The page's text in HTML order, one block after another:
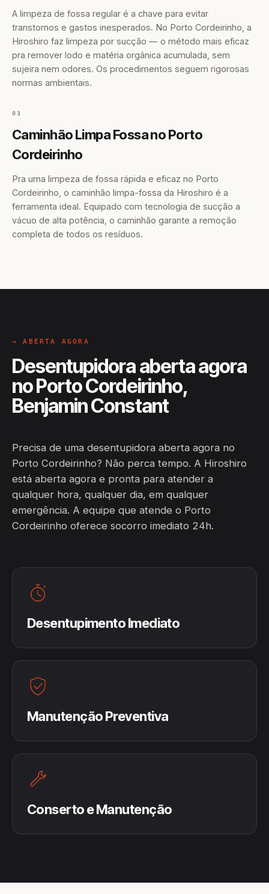
A limpeza de fossa regular é a chave para evitar
transtornos e gastos inesperados. No Porto Cordeirinho, a
Hiroshiro faz limpeza por sucção — o método mais eficaz
pra remover lodo e matéria orgânica acumulada, sem
sujeira nem odores. Os procedimentos seguem rigorosas
normas ambientais.
03
Caminhão Limpa Fossa no Porto
Cordeirinho
Pra uma limpeza de fossa rápida e eficaz no Porto
Cordeirinho, o caminhão limpa-fossa da Hiroshiro é a
ferramenta ideal. Equipado com tecnologia de sucção a
vácuo de alta potência, o caminhão garante a remoção
completa de todos os resíduos.
→ ABERTA AGORA
Desentupidora aberta agora
no Porto Cordeirinho,
Benjamin Constant
Precisa de uma desentupidora aberta agora no
Porto Cordeirinho? Não perca tempo. A Hiroshiro
está aberta agora e pronta para atender a
qualquer hora, qualquer dia, em qualquer
emergência. A equipe que atende o Porto
Cordeirinho oferece socorro imediato 24h.
Desentupimento Imediato
Manutenção Preventiva
Conserto e Manutenção